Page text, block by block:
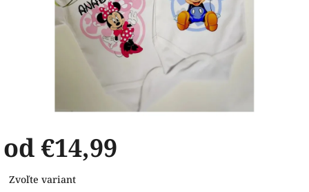
od €14,99
cena:
Zvoľte variant